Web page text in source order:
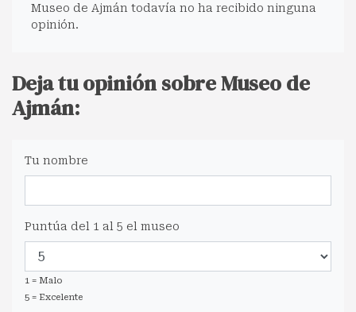
Museo de Ajmán todavía no ha recibido ninguna
opinión.
Deja tu opinión sobre Museo de
Ajmán:
Tu nombre
Puntúa del 1 al 5 el museo
1 = Malo
5 = Excelente